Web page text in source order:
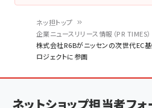
く
ず
ネッ担トップ
企業ニュースリリース情報（PR TIMES）
株式会社R6Bがニッセンの次世代EC
ロジェクトに参画
ネットショップ担当者フ